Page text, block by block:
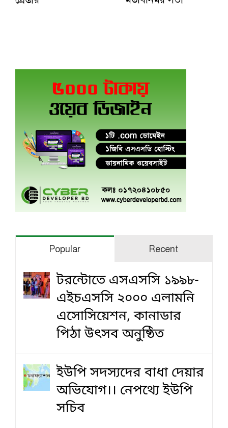
Popular Recent
টরন্টোতে এসএসসি ১৯৯৮-
এইচএসসি ২০০০ এলামনি
এসোসিয়েশন, কানাডার
পিঠা উৎসব অনুষ্ঠিত
ইউপি সদস্যদের বাধা দেয়ার
অভিযোগ।। নেপথ্যে ইউপি
সচিব